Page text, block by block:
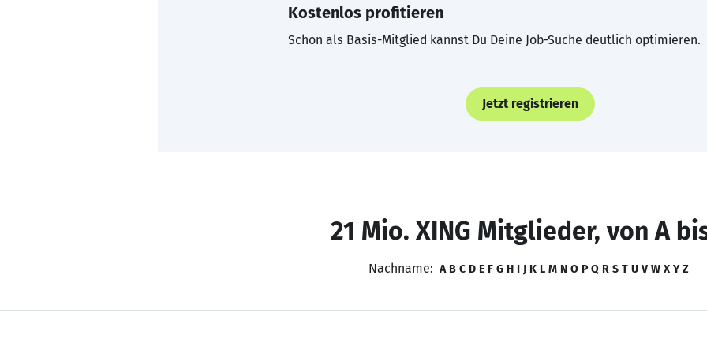
Kostenlos profitieren
Schon als Basis-Mitglied kannst Du Deine Job-Suche deutlich optimieren.
Jetzt registrieren
21 Mio. XING Mitglieder, von A
Nachname: A B C D E F G H I J K L M N O P Q R S T U V W X Y Z